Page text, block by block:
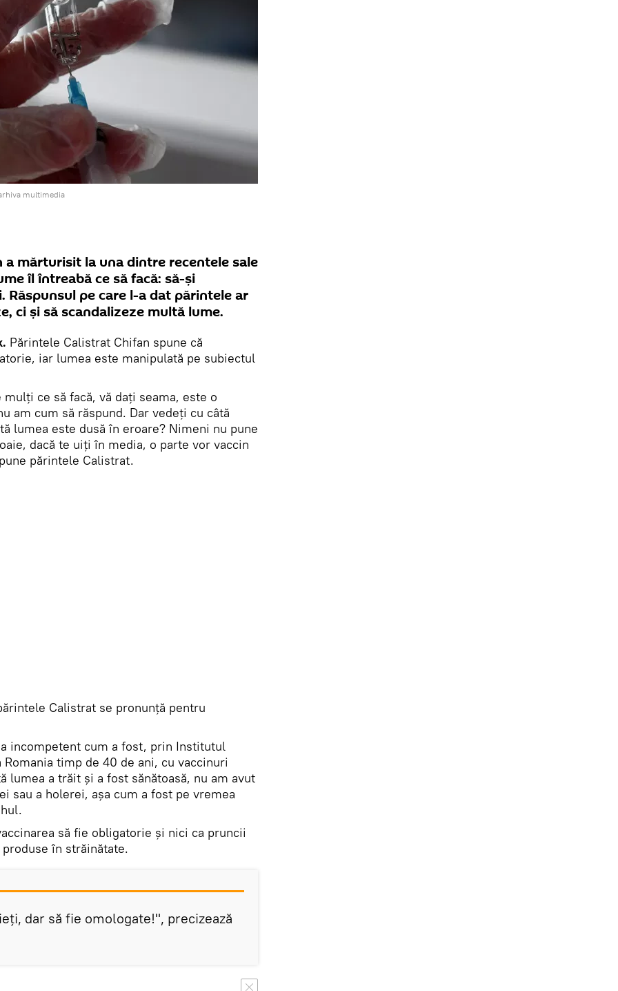
multimedia
a mărturisit la una dintre recentele sale
îl întreabă ce să facă: să-și
Răspunsul pe care l-a dat părintele ar
ci și să scandalizeze multă lume.
Părintele Calistrat Chifan spune că
iar lumea este manipulată pe subiectul
ce să facă, vă dați seama, este o
am cum să răspund. Dar vedeți cu câtă
lumea este dusă în eroare? Nimeni nu pune
dacă te uiți în media, o parte vor vaccin
părintele Calistrat.
Calistrat se pronunță pentru
incompetent cum a fost, prin Institutul
Romania timp de 40 de ani, cu vaccinuri
lumea a trăit și a fost sănătoasă, nu am avut
sau a holerei, așa cum a fost pe vremea
să fie obligatorie și nici ca pruncii
în străinătate.
dar să fie omologate!", precizează